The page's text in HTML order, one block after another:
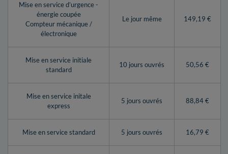
Mise en service d’urgence -
énergie coupée
Compteur mécanique /
électronique
Le jour même 149,19 €
Mise en service initiale
standard
10 jours ouvrés 50,56 €
Mise en service initale
express
5 jours ouvrés 88,84 €
Mise en service standard 5 jours ouvrés 16,79 €